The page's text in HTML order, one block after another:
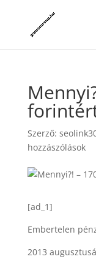
Szerző:
hozzászólások
[ad_1]
Embertelen
2013